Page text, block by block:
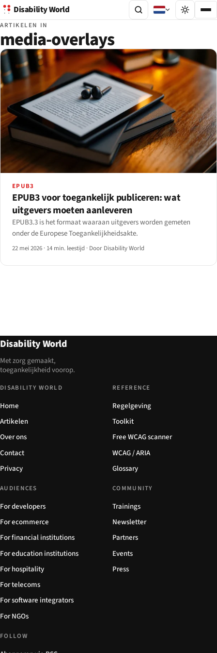
Disability World
ARTIKELEN IN
media-overlays
EPUB3
EPUB3 voor toegankelijk publiceren: wat
uitgevers moeten aanleveren
EPUB3.3 is het formaat waaraan uitgevers worden gemeten
onder de Europese Toegankelijkheidsakte.
22 mei 2026 · 14 min. leestijd · Door Disability World
Disability World
Met zorg gemaakt,
toegankelijkheid voorop.
DISABILITY WORLD
Home
Artikelen
Over ons
Contact
Privacy
REFERENCE
Regelgeving
Toolkit
Free WCAG scanner
WCAG / ARIA
Glossary
AUDIENCES
For developers
For ecommerce
For financial institutions
For education institutions
For hospitality
For telecoms
For software integrators
For NGOs
COMMUNITY
Trainings
Newsletter
Partners
Events
Press
FOLLOW